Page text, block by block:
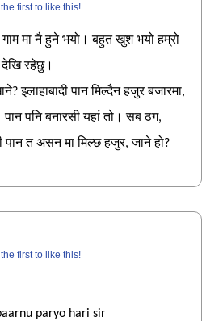
the first to like this!
मा नै हुने भयो। बहुत खुश भयो हम्रो
देखि रहेछु।
इलाहाबादी पान मिल्दैन हजुर बजारमा,
पनि बनारसी यहां तो। सब ठग,
पान त असन मा मिल्छ हजुर, जाने हो?
the first to like this!
paryo hari sir